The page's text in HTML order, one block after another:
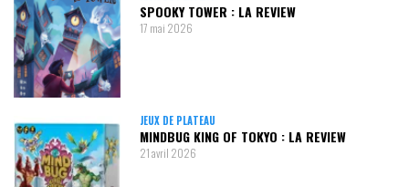
SPOOKY TOWER : LA REVIEW
17 mai 2026
JEUX DE PLATEAU
MINDBUG KING OF TOKYO : LA REVIEW
21 avril 2026